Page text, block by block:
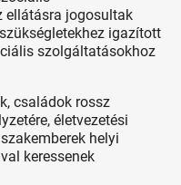
ellátásra jogosultak
igazított
szolgáltatásokhoz
családok rossz
életvezetési
helyi
keressenek